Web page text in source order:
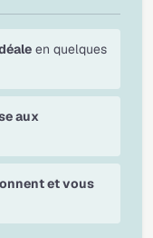
en quelques
aux
et vous